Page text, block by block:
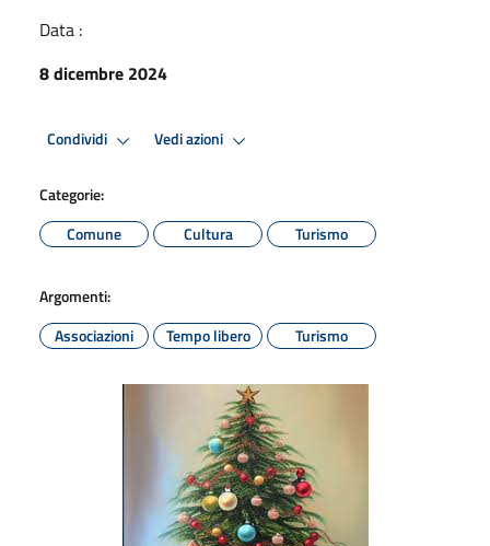
Data :
8 dicembre 2024
Condividi Vedi azioni
Categorie:
Comune
Cultura Turismo
Argomenti:
Associazioni
Tempo libero Turismo